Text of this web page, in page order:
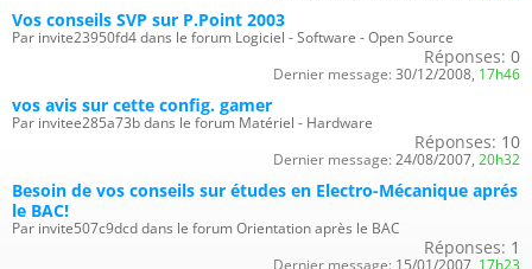
Vos conseils SVP sur P.Point 2003
Par invite23950fd4 dans le forum Logiciel - Software - Open Source
Réponses: 0
Dernier message: 30/12/2008, 17h46
vos avis sur cette config. gamer
Par invitee285a73b dans le forum Matériel - Hardware
Réponses: 10
Dernier message: 24/08/2007, 20h32
Besoin de vos conseils sur études en Electro-Mécanique aprés
le BAC!
Par invite507c9dcd dans le forum Orientation après le BAC
Réponses: 1
Dernier message: 15/01/2007, 17h23